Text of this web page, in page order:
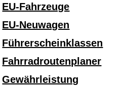
EU-Fahrzeuge
EU-Neuwagen
Führerscheinklassen
Fahrradroutenplaner
Gewährleistung